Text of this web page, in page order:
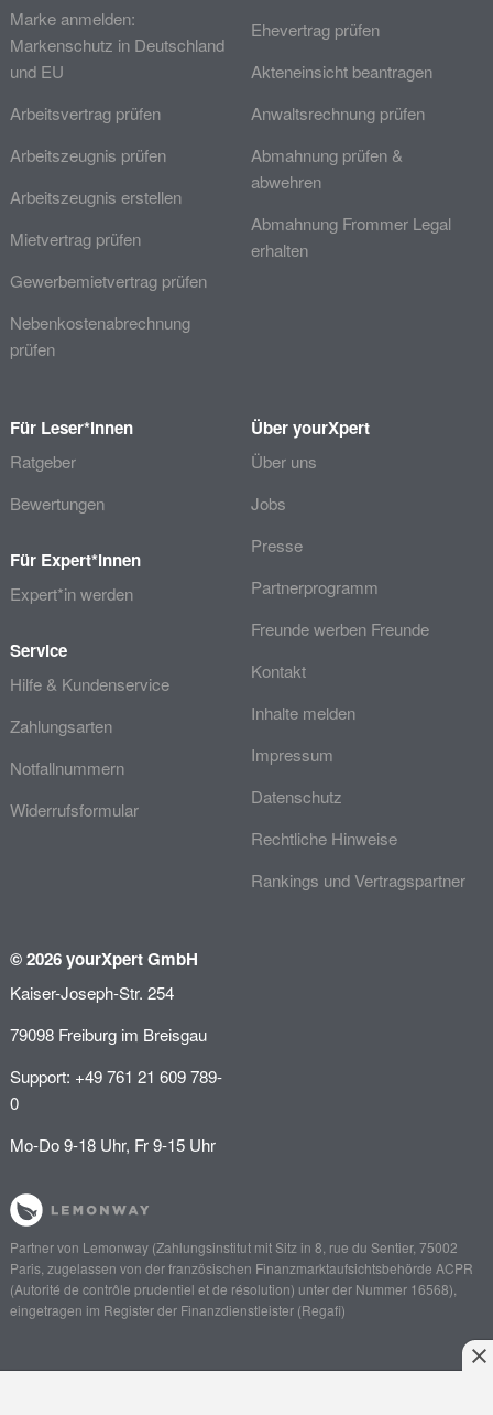
Marke anmelden:
Markenschutz in Deutschland
und EU
Arbeitsvertrag prüfen
Arbeitszeugnis prüfen
Arbeitszeugnis erstellen
Mietvertrag prüfen
Gewerbemietvertrag prüfen
Nebenkostenabrechnung
prüfen
Ehevertrag prüfen
Akteneinsicht beantragen
Anwaltsrechnung prüfen
Abmahnung prüfen &
abwehren
Abmahnung Frommer Legal
erhalten
Für Leser*innen
Ratgeber
Bewertungen
Für Expert*innen
Expert*in werden
Service
Hilfe & Kundenservice
Zahlungsarten
Notfallnummern
Widerrufsformular
Über yourXpert
Über uns
Jobs
Presse
Partnerprogramm
Freunde werben Freunde
Kontakt
Inhalte melden
Impressum
Datenschutz
Rechtliche Hinweise
Rankings und Vertragspartner
© 2026 yourXpert GmbH
Kaiser-Joseph-Str. 254
79098 Freiburg im Breisgau
Support: +49 761 21 609 789-
0
Mo-Do 9-18 Uhr, Fr 9-15 Uhr
Partner von Lemonway(Zahlungsinstitut mit Sitz in 8, rue du Sentier, 75002
Paris, zugelassen von der französischen Finanzmarktaufsichtsbehörde ACPR
(Autorité de contrôle prudentiel et de résolution) unter der Nummer 16568),
eingetragen im Register der Finanzdienstleister (Regafi)